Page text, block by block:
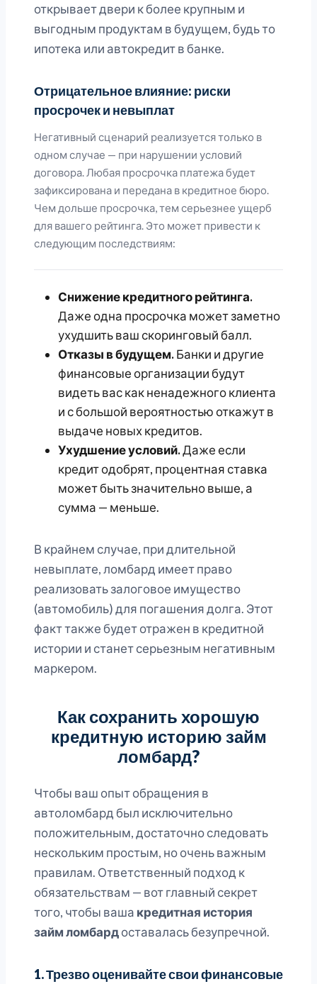
открывает двери к более крупным и
выгодным продуктам в будущем, будь то
ипотека или автокредит в банке.
Отрицательное влияние: риски
просрочек и невыплат
Негативный сценарий реализуется только в
одном случае — при нарушении условий
договора. Любая просрочка платежа будет
зафиксирована и передана в кредитное бюро.
Чем дольше просрочка, тем серьезнее ущерб
для вашего рейтинга. Это может привести к
следующим последствиям:
Снижение кредитного рейтинга.
Даже одна просрочка может заметно
ухудшить ваш скоринговый балл.
Отказы в будущем.Банки и другие
финансовые организации будут
видеть вас как ненадежного клиента
и с большой вероятностью откажут в
выдаче новых кредитов.
Ухудшение условий.Даже если
кредит одобрят, процентная ставка
может быть значительно выше, а
сумма — меньше.
В крайнем случае, при длительной
невыплате, ломбард имеет право
реализовать залоговое имущество
(автомобиль) для погашения долга. Этот
факт также будет отражен в кредитной
истории и станет серьезным негативным
маркером.
Как сохранить хорошую
кредитную историю займ
ломбард?
Чтобы ваш опыт обращения в
автоломбард был исключительно
положительным, достаточно следовать
нескольким простым, но очень важным
правилам. Ответственный подход к
обязательствам — вот главный секрет
того, чтобы ваша кредитная история
займ ломбардоставалась безупречной.
1. Трезво оценивайте свои финансовые